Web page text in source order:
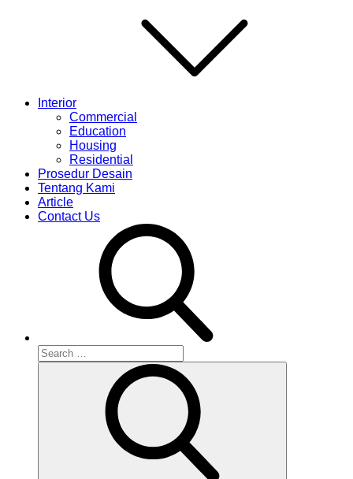
Interior
Commercial
Education
Housing
Residential
Prosedur Desain
Tentang Kami
Article
Contact Us
Search
for: